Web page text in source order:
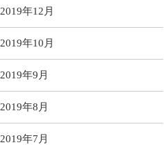
2019年12月
2019年10月
2019年9月
2019年8月
2019年7月